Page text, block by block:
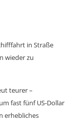
in Straße
wieder zu
teurer –
fast fünf US-Dollar
erhebliches